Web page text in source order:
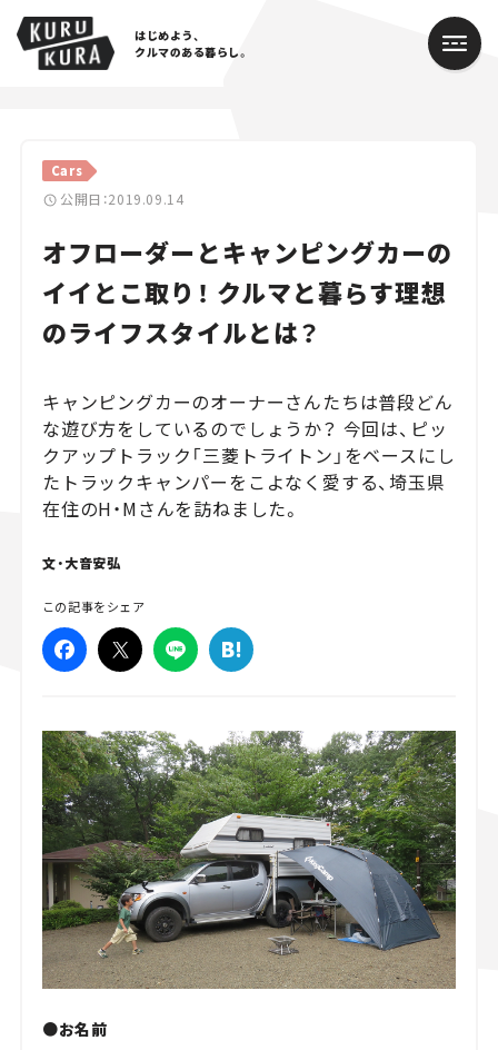
はじめよう、
クルマのある暮らし。
Cars
公開日：2019.09.14
オフローダーとキャンピングカーの
イイとこ取り！ クルマと暮らす理想
のライフスタイルとは？
キャンピングカーのオーナーさんたちは普段どん
な遊び方をしているのでしょうか？ 今回は、ピッ
クアップトラック「三菱トライトン」をベースにし
たトラックキャンパーをこよなく愛する、埼玉県
在住のH・Mさんを訪ねました。
文・大音安弘
この記事をシェア
●お名前
Cars
Lifestyle
Traffic
Special
Series
Campaign
人気のハッシュタグ
マツダ｜Mazda